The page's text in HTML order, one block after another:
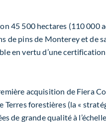
45 500 hectares (110 000
de pins de Monterey et de
en vertu d’une
acquisition de Fiera
forestières (la «
de grande qualité à